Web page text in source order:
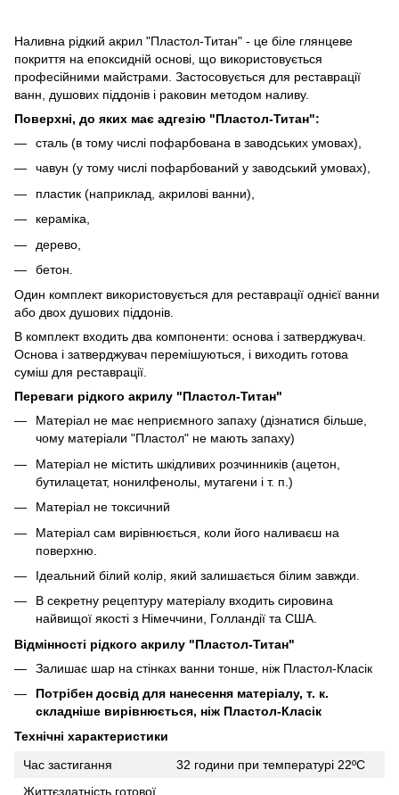
Наливна рідкий акрил "Пластол-Титан" - це біле глянцеве
покриття на епоксидній основі, що використовується
професійними майстрами. Застосовується для реставрації
ванн, душових піддонів і раковин методом наливу.
Поверхні, до яких має адгезію "Пластол-Титан":
сталь (в тому числі пофарбована в заводських умовах),
чавун (у тому числі пофарбований у заводський умовах),
пластик (наприклад, акрилові ванни),
кераміка,
дерево,
бетон.
Один комплект використовується для реставрації однієї ванни
або двох душових піддонів.
В комплект входить два компоненти: основа і затверджувач.
Основа і затверджувач перемішуються, і виходить готова
суміш для реставрації.
Переваги рідкого акрилу "Пластол-Титан"
Матеріал не має неприємного запаху (дізнатися більше,
чому матеріали "Пластол" не мають запаху)
Матеріал не містить шкідливих розчинників (ацетон,
бутилацетат, нонилфенолы, мутагени і т. п.)
Матеріал не токсичний
Матеріал сам вирівнюється, коли його наливаєш на
поверхню.
Ідеальний білий колір, який залишається білим завжди.
В секретну рецептуру матеріалу входить сировина
найвищої якості з Німеччини, Голландії та США.
Відмінності рідкого акрилу "Пластол-Титан"
Залишає шар на стінках ванни тонше, ніж Пластол-Класік
Потрібен досвід для нанесення матеріалу, т. к.
складніше вирівнюється, ніж Пластол-Класік
Технічні характеристики
Час застигання
32 години при температурі 22ºC
Життєздатність готової